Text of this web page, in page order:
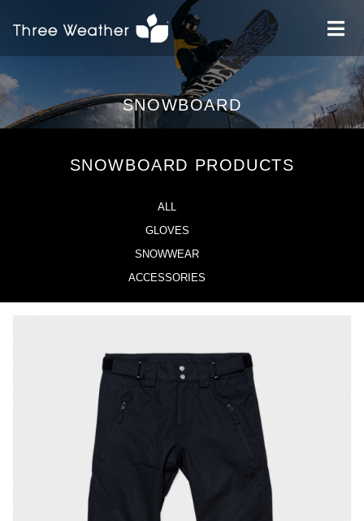
SNOWBOARD
SNOWBOARD PRODUCTS
ALL
GLOVES
SNOWWEAR
ACCESSORIES